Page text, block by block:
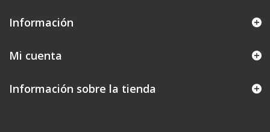
Información
Mi cuenta
Información sobre la tienda